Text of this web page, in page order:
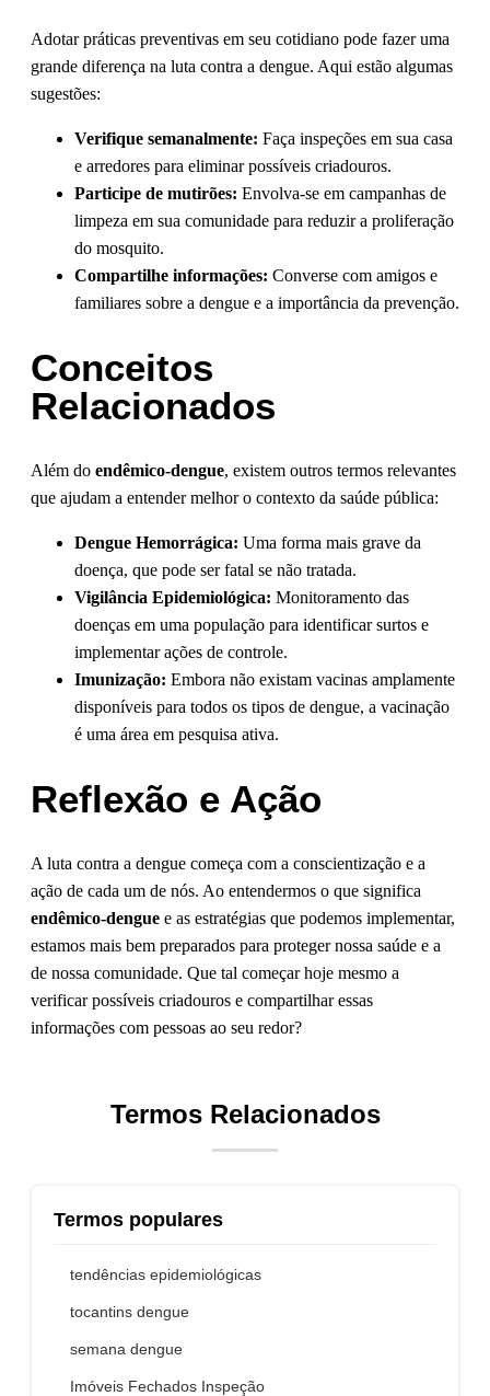
Adotar práticas preventivas em seu cotidiano pode fazer uma
grande diferença na luta contra a dengue. Aqui estão algumas
sugestões:
Verifique semanalmente: Faça inspeções em sua casa
e arredores para eliminar possíveis criadouros.
Participe de mutirões: Envolva-se em campanhas de
limpeza em sua comunidade para reduzir a proliferação
do mosquito.
Compartilhe informações: Converse com amigos e
familiares sobre a dengue e a importância da prevenção.
Conceitos
Relacionados
Além do endêmico-dengue, existem outros termos relevantes
que ajudam a entender melhor o contexto da saúde pública:
Dengue Hemorrágica: Uma forma mais grave da
doença, que pode ser fatal se não tratada.
Vigilância Epidemiológica: Monitoramento das
doenças em uma população para identificar surtos e
implementar ações de controle.
Imunização: Embora não existam vacinas amplamente
disponíveis para todos os tipos de dengue, a vacinação
é uma área em pesquisa ativa.
Reflexão e Ação
A luta contra a dengue começa com a conscientização e a
ação de cada um de nós. Ao entendermos o que significa
endêmico-dengue e as estratégias que podemos implementar,
estamos mais bem preparados para proteger nossa saúde e a
de nossa comunidade. Que tal começar hoje mesmo a
verificar possíveis criadouros e compartilhar essas
informações com pessoas ao seu redor?
Termos Relacionados
Termos populares
tendências epidemiológicas
tocantins dengue
semana dengue
Imóveis Fechados Inspeção